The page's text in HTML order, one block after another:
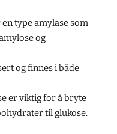
type amylase som
og
og finnes i både
er viktig for å bryte
til glukose.